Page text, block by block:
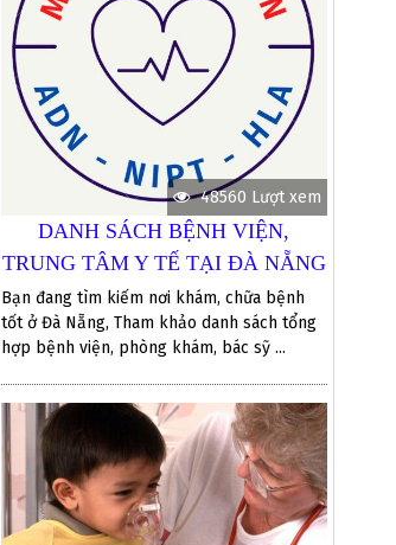
48560 Lượt xem
DANH SÁCH BỆNH VIỆN,
TRUNG TÂM Y TẾ TẠI ĐÀ NẴNG
Bạn đang tìm kiếm nơi khám, chữa bệnh
tốt ở Đà Nẵng, Tham khảo danh sách tổng
hợp bệnh viện, phòng khám, bác sỹ ...